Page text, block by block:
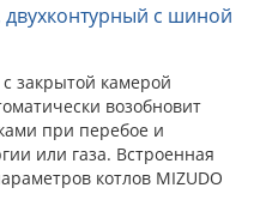
двухконтурный с шиной
закрытой камерой
возобновит
при перебое и
или газа. Встроенная
котлов MIZUDO